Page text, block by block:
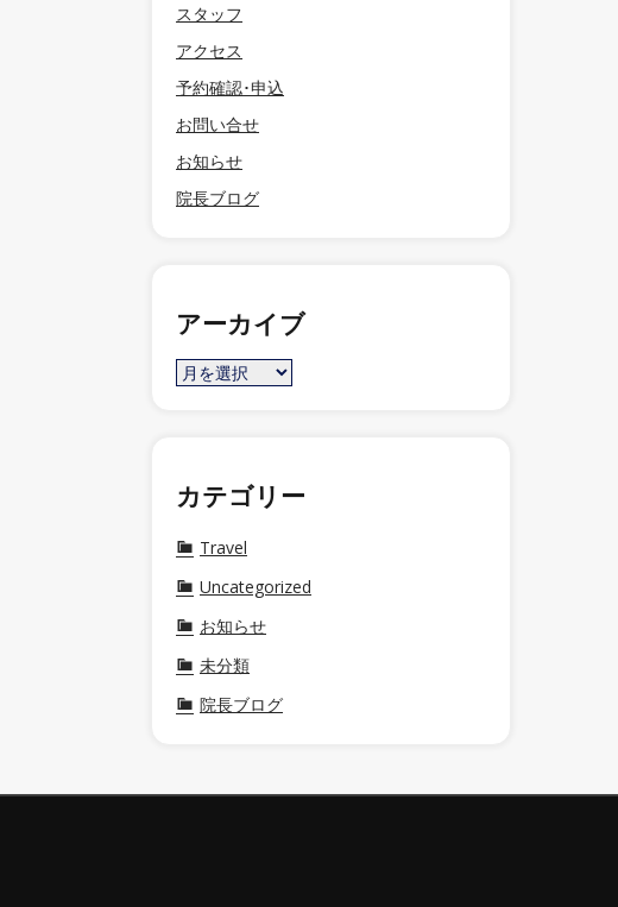
スタッフ
アクセス
予約確認･申込
お問い合せ
お知らせ
院長ブログ
アーカイブ
カテゴリー
Travel
Uncategorized
お知らせ
未分類
院長ブログ